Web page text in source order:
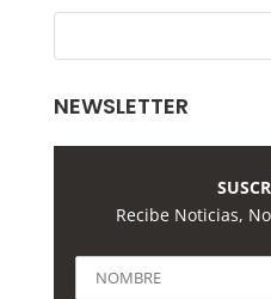
NEWSLETTER
Recibe Noticias,